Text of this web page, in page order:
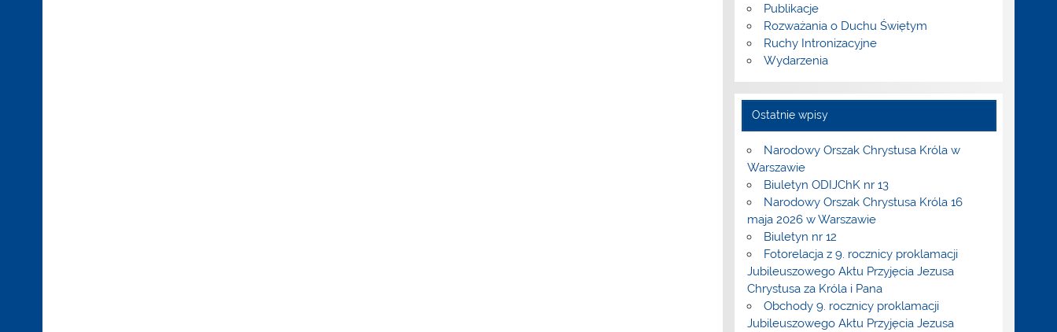
Publikacje
Rozważania o Duchu Świętym
Ruchy Intronizacyjne
Wydarzenia
Ostatnie wpisy
Narodowy Orszak Chrystusa Króla w
Warszawie
Biuletyn ODIJChK nr 13
Narodowy Orszak Chrystusa Króla 16
maja 2026 w Warszawie
Biuletyn nr 12
Fotorelacja z 9. rocznicy proklamacji
Jubileuszowego Aktu Przyjęcia Jezusa
Chrystusa za Króla i Pana
Obchody 9. rocznicy proklamacji
Jubileuszowego Aktu Przyjęcia Jezusa